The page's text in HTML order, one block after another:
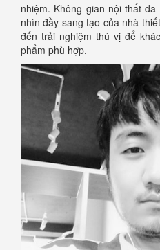
nhiệm. Không gian nội thất
nhìn đầy sang tạo của nhà
đến trải nghiệm thú vị để
phẩm phù hợp.